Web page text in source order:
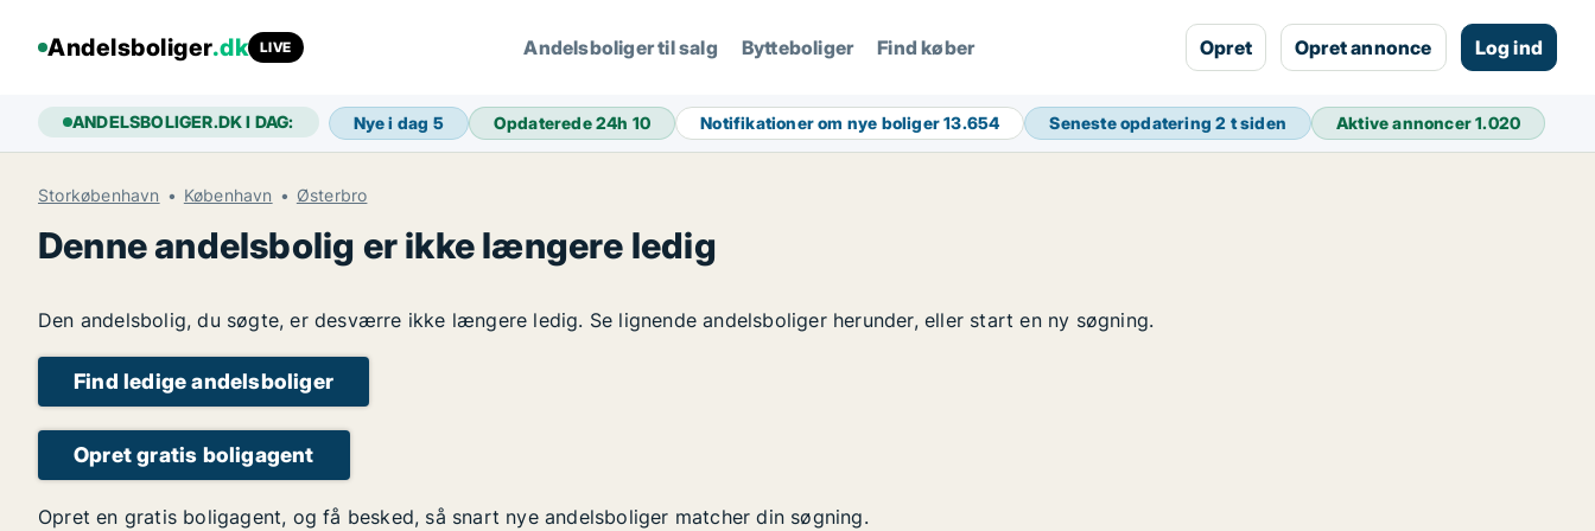
Andelsboliger.dk LIVE Andelsboliger til salg Bytteboliger Find køber Opret Opret annonce Log ind
ANDELSBOLIGER.DK I DAG: Nye i dag 5 Opdaterede 24h 10 Notifikationer om nye boliger13.654 Seneste opdatering2 t siden Aktive annoncer1.020
Storkøbenhavn København Østerbro
Denne andelsbolig er ikke længere ledig
Den andelsbolig, du søgte, er desværre ikke længere ledig. Se lignende andelsboliger herunder, eller start en ny søgning.
Find ledige andelsboliger
Opret gratis boligagent
Opret en gratis boligagent, og få besked, så snart nye andelsboliger matcher din søgning.